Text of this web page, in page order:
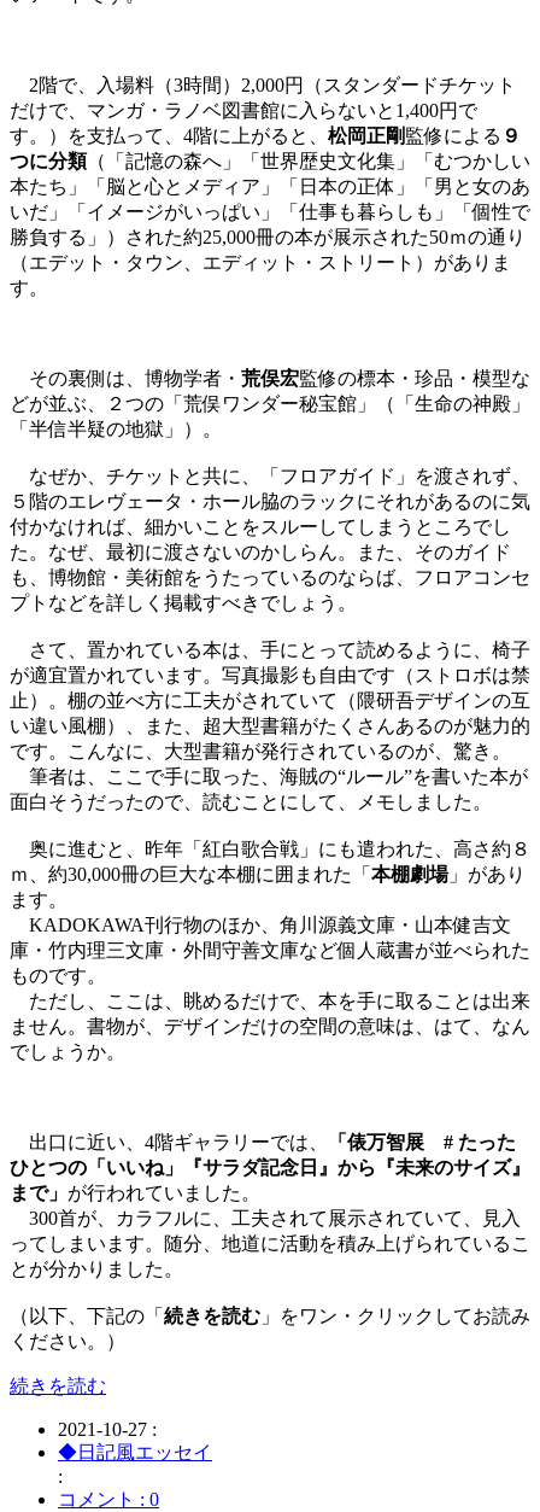
2階で、入場料（3時間）2,000円（スタンダードチケット
だけで、マンガ・ラノベ図書館に入らないと1,400円で
す。）を支払って、4階に上がると、 松岡正剛監修による ９
つに分類（「記憶の森へ」「世界歴史文化集」「むつかしい
本たち」「脳と心とメディア」「日本の正体」「男と女のあ
いだ」「イメージがいっぱい」「仕事も暮らしも」「個性で
勝負する」）された約25,000冊の本が展示された50ｍの通り
（エデット・タウン、エディット・ストリート）がありま
す。
その裏側は、博物学者・ 荒俣宏監修の標本・珍品・模型な
どが並ぶ、２つの「荒俣ワンダー秘宝館」（「生命の神殿」
「半信半疑の地獄」）。
なぜか、チケットと共に、「フロアガイド」を渡されず、
５階のエレヴェータ・ホール脇のラックにそれがあるのに気
付かなければ、細かいことをスルーしてしまうところでし
た。なぜ、最初に渡さないのかしらん。また、そのガイド
も、博物館・美術館をうたっているのならば、フロアコンセ
プトなどを詳しく掲載すべきでしょう。
さて、置かれている本は、手にとって読めるように、椅子
が適宜置かれています。写真撮影も自由です（ストロボは禁
止）。棚の並べ方に工夫がされていて（隈研吾デザインの互
い違い風棚）、また、超大型書籍がたくさんあるのが魅力的
です。こんなに、大型書籍が発行されているのが、驚き。
筆者は、ここで手に取った、海賊の“ルール”を書いた本が
面白そうだったので、読むことにして、メモしました。
奥に進むと、昨年「紅白歌合戦」にも遣われた、高さ約８
ｍ、約30,000冊の巨大な本棚に囲まれた「 本棚劇場」があり
ます。
KADOKAWA刊行物のほか、角川源義文庫・山本健吉文
庫・竹内理三文庫・外間守善文庫など個人蔵書が並べられた
ものです。
ただし、ここは、眺めるだけで、本を手に取ることは出来
ません。書物が、デザインだけの空間の意味は、はて、なん
でしょうか。
出口に近い、4階ギャラリーでは、
「俵万智展 # たった
ひとつの「いいね」『サラダ記念日』から『未来のサイズ』
まで」 が行われていました。
300首が、カラフルに、工夫されて展示されていて、見入
ってしまいます。随分、地道に活動を積み上げられているこ
とが分かりました。
（以下、下記の「 続きを読む 」をワン・クリックしてお読み
ください。）
続きを読む
2021-10-27 :
◆日記風エッセイ
:
コメント : 0